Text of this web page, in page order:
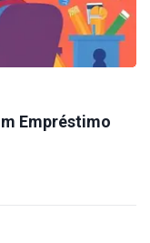
Empréstimo